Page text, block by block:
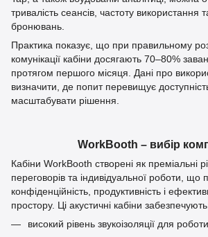
тривалість сеансів, частоту використання
бронювань.
Практика показує, що при правильному
комунікації кабіни досягають 70–80%
протягом першого місяця. Дані про
визначити, де попит перевищує
масштабувати рішення.
WorkBooth – вибір
Кабіни WorkBooth створені як преміальні
переговорів та індивідуальної роботи, що
конфіденційність, продуктивність і
простору. Ці акустичні кабіни
високий рівень звукоізоляції для